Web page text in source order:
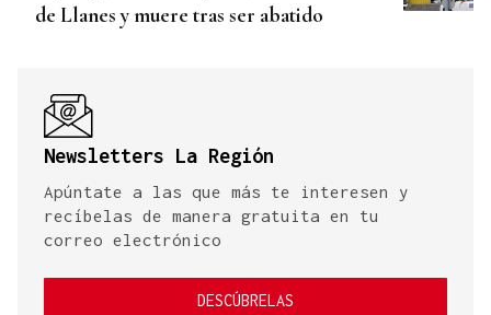
de Llanes y muere tras ser abatido
Newsletters La Región
Apúntate a las que más te interesen y
recíbelas de manera gratuita en tu
correo electrónico
DESCÚBRELAS